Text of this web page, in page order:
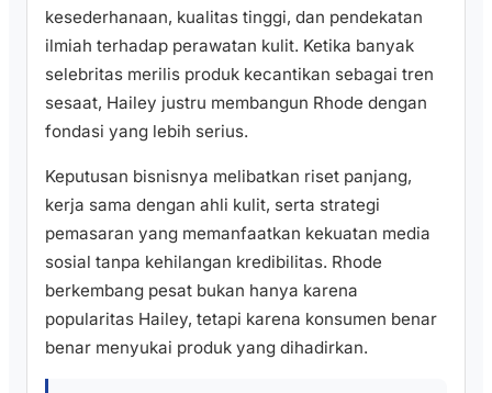
kesederhanaan, kualitas tinggi, dan pendekatan
ilmiah terhadap perawatan kulit. Ketika banyak
selebritas merilis produk kecantikan sebagai tren
sesaat, Hailey justru membangun Rhode dengan
fondasi yang lebih serius.
Keputusan bisnisnya melibatkan riset panjang,
kerja sama dengan ahli kulit, serta strategi
pemasaran yang memanfaatkan kekuatan media
sosial tanpa kehilangan kredibilitas. Rhode
berkembang pesat bukan hanya karena
popularitas Hailey, tetapi karena konsumen benar
benar menyukai produk yang dihadirkan.